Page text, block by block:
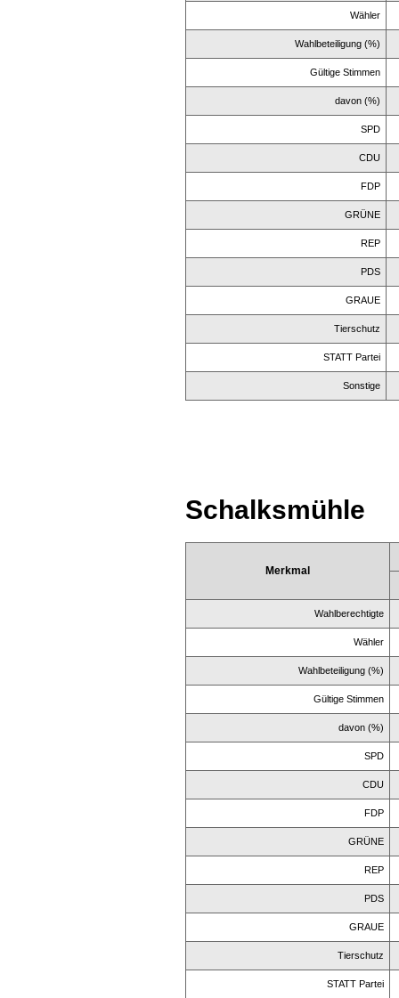
Wähler
Wahlbeteiligung (%)
Gültige Stimmen
davon (%)
SPD
CDU
FDP
GRÜNE
REP
PDS
GRAUE
Tierschutz
STATT Partei
Sonstige
Schalksmühle
Merkmal
Wahlberechtigte
Wähler
Wahlbeteiligung (%)
Gültige Stimmen
davon (%)
SPD
CDU
FDP
GRÜNE
REP
PDS
GRAUE
Tierschutz
STATT Partei